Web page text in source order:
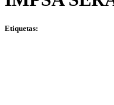
Etiquetas: